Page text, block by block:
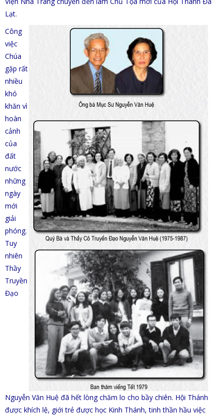
Lạt.
Công
việc
Chúa
gặp rất
nhiều
khó
khăn vì
hoàn
cảnh
của
đất
nước
những
ngày
mới
giải
phóng.
Tuy
nhiên
Thầy
Truyền
Đạo
Nguyễn Văn Huệ đã hết lòng chăm lo cho bầy chiên. Hội Thánh
được khích lệ, giới trẻ được học Kinh Thánh, tinh thần hầu việc